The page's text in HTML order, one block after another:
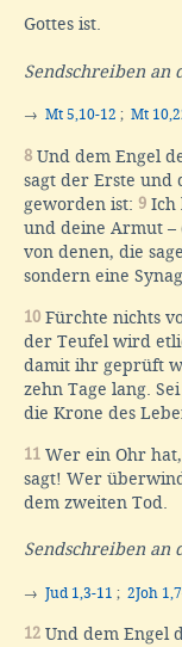
Gottes ist.
Sendschreiben an
→ Mt 5,10-12 ; Mt
8 Und dem Engel
sagt der Erste
geworden ist: 9 Ich
und deine Armut –
von denen, die
sondern eine
10 Fürchte nichts
der Teufel wird
damit ihr geprüft
zehn Tage lang.
die Krone des
11 Wer ein Ohr
sagt! Wer
dem zweiten Tod.
Sendschreiben an
→ Jud 1,3-11 ; 2Joh
12 Und dem Engel